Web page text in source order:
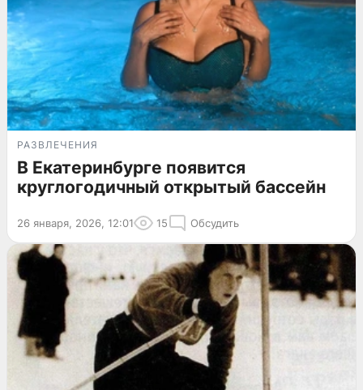
РАЗВЛЕЧЕНИЯ
В Екатеринбурге появится
круглогодичный открытый бассейн
26 января, 2026, 12:01 15 Обсудить